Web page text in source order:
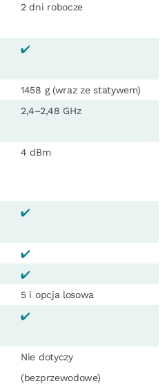
2 dni robocze
1458 g (wraz ze statywem)
2,4–2,48 GHz
4 dBm
5 i opcja losowa
Nie dotyczy
(bezprzewodowe)